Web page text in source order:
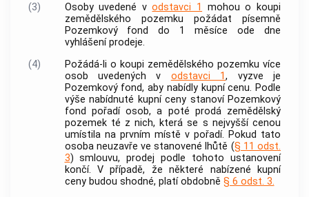
(3)
Osoby uvedené vodstavci 1
mohou o koupi
zemědělského pozemku požádat písemně
Pozemkový fond do 1 měsíce ode dne
vyhlášení prodeje.
(4)
Požádá-li o koupi zemědělského pozemku více
osob uvedených v odstavci 1, vyzve je
Pozemkový fond, aby nabídly kupní cenu. Podle
výše nabídnuté kupní ceny stanoví Pozemkový
fond pořadí osob, a poté prodá zemědělský
pozemek té z nich, která se s nejvyšší cenou
umístila na prvním místě v pořadí. Pokud tato
osoba neuzavře ve stanovené lhůtě (§ 11 odst.
3) smlouvu, prodej podle tohoto ustanovení
končí. V případě, že některé nabízené kupní
ceny budou shodné, platí obdobně § 6 odst. 3.